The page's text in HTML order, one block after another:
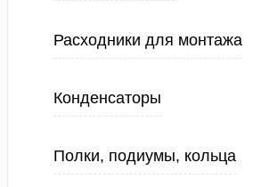
Расходники для монтажа
Конденсаторы
Полки, подиумы, кольца